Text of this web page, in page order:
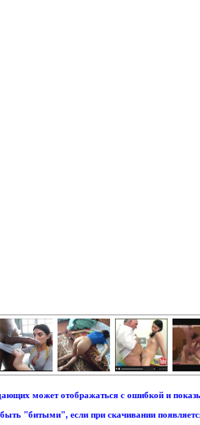
может отображаться с ошибкой и
"битыми", если при скачивании